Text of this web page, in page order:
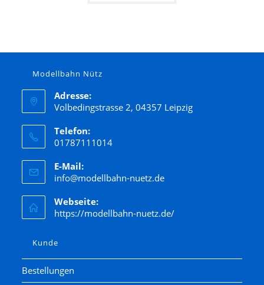
Modellbahn Nütz
Adresse:
Volbedingstrasse 2, 04357 Leipzig
Telefon:
01787111014
E-Mail:
info@modellbahn-nuetz.de
Webseite:
https://modellbahn-nuetz.de/
Kunde
Bestellungen